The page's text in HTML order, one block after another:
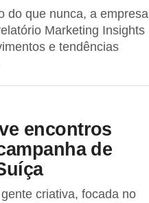
do que nunca, a empresa
Marketing Insights
e tendências
encontros
de
criativa, focada no